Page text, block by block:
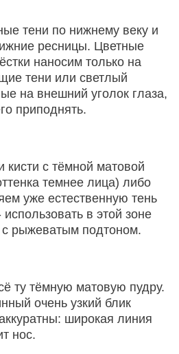
тени по нижнему веку и
ресницы. Цветные
наносим только на
тени или светлый
на внешний уголок глаза,
приподнять.
с тёмной матовой
темнее лица) либо
уже естественную тень
в этой зоне
рыжеватым подтоном.
ту тёмную матовую пудру.
очень узкий блик
широкая линия
нос.